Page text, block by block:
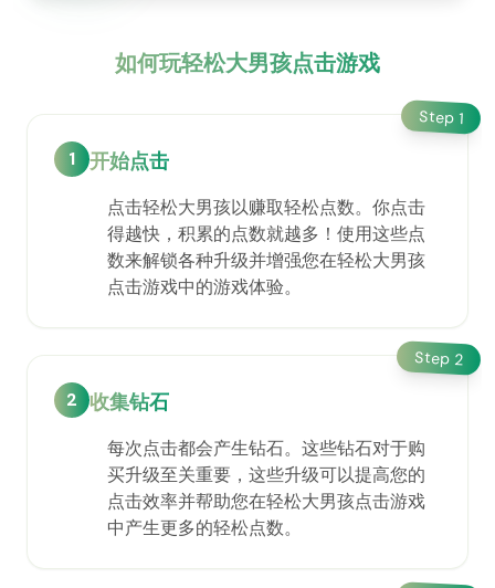
如何玩轻松大男孩点击游戏
Step 1
1 开始点击
点击轻松大男孩以赚取轻松点数。你点击
得越快，积累的点数就越多！使用这些点
数来解锁各种升级并增强您在轻松大男孩
点击游戏中的游戏体验。
Step 2
2 收集钻石
每次点击都会产生钻石。这些钻石对于购
买升级至关重要，这些升级可以提高您的
点击效率并帮助您在轻松大男孩点击游戏
中产生更多的轻松点数。